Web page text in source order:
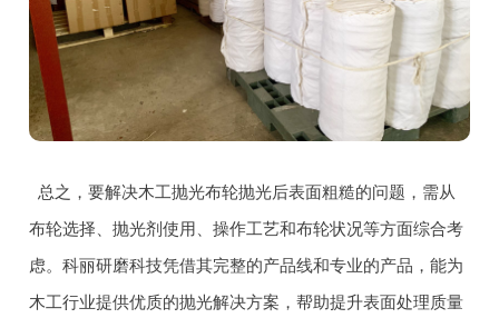
总之，要解决木工抛光布轮抛光后表面粗糙的问题，需从
布轮选择、抛光剂使用、操作工艺和布轮状况等方面综合考
虑。科丽研磨科技凭借其完整的产品线和专业的产品，能为
木工行业提供优质的抛光解决方案，帮助提升表面处理质量